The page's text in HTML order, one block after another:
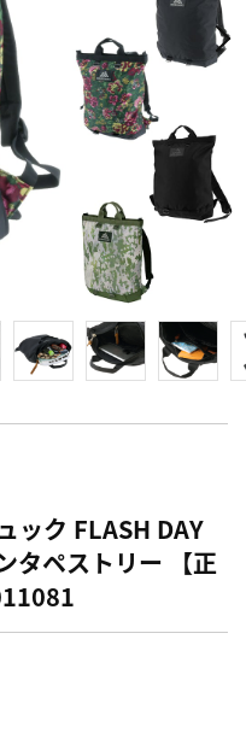
ック FLASH DAY
タペストリー 【正